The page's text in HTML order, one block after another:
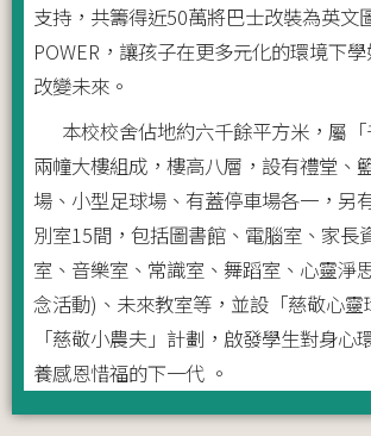
支持，共籌得近50萬將巴士改裝為英文
POWER，讓孩子在更多元化的環境下
改變未來。
本校校舍佔地約六千餘平方米，屬「
兩幢大樓組成，樓高八層，設有禮堂、
場、小型足球場、有蓋停車場各一，另
別室15間，包括圖書館、電腦室、家長
室、音樂室、常識室、舞蹈室、心靈淨
念活動)、未來教室等，並設「慈敬心
「慈敬小農夫」計劃，啟發學生對身心
養感恩惜福的下一代 。